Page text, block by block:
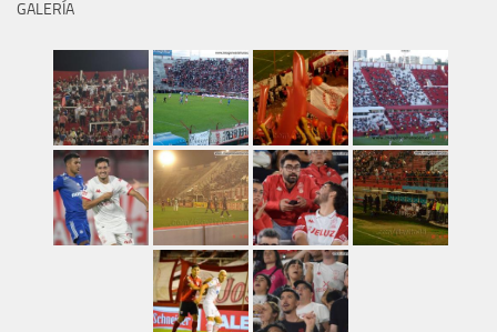
GALERÍA